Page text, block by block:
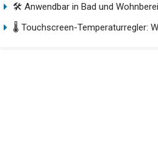
🛠️ Anwendbar in Bad und
🌡️ Touchscreen-Temperaturregler: